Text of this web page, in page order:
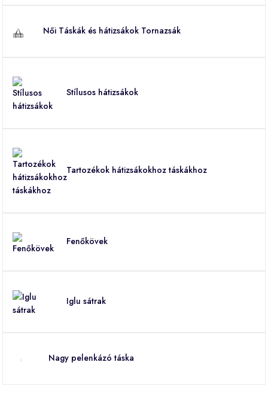
Női Táskák és hátizsákok Tornazsák
Stílusos hátizsákok
Tartozékok hátizsákokhoz táskákhoz
Fenőkövek
Iglu sátrak
Nagy pelenkázó táska